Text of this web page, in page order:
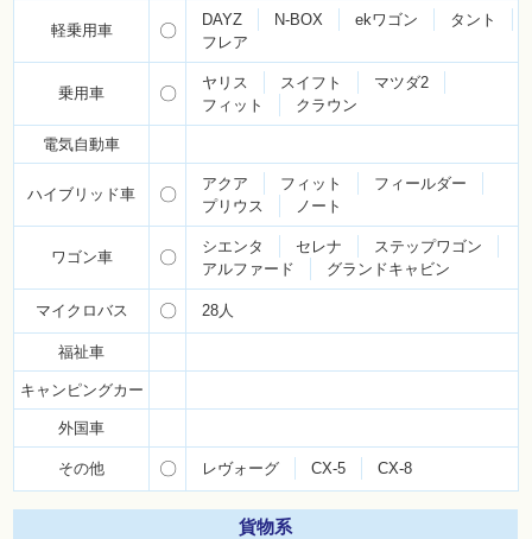
軽乗用車 〇
DAYZ N-BOX ekワゴン
タント
フレア
乗用車 〇
ヤリス スイフト
マツダ2
フィット
クラウン
電気自動車
ハイブリッド車 〇
アクア フィット
フィールダー
プリウス
ノート
ワゴン車 〇
シエンタ セレナ
ステップワゴン
アルファード
グランドキャビン
マイクロバス 〇 28人
福祉車
キャンピングカー
外国車
その他 〇 レヴォーグ CX-5 CX-8
貨物系